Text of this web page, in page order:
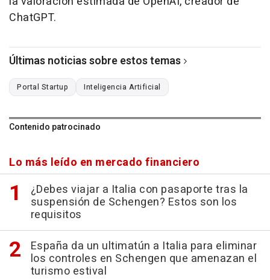
ChatGPT.
Últimas noticias sobre estos temas
Portal Startup Inteligencia Artificial
Contenido patrocinado
Lo más leído en mercado financiero
¿Debes viajar a Italia con pasaporte tras la
suspensión de Schengen? Estos son los
requisitos
España da un ultimatún a Italia para eliminar
los controles en Schengen que amenazan el
turismo estival